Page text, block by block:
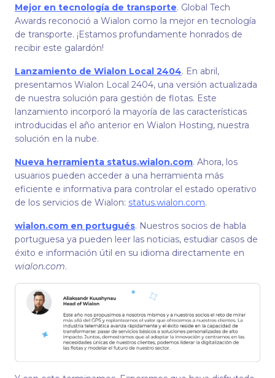
Mejor en tecnología de transporte. Global Tech
Awards reconoció a Wialon como la mejor en tecnología
de transporte. ¡Estamos profundamente honrados de
recibir este galardón!
Lanzamiento de Wialon Local 2404. En abril,
presentamos Wialon Local 2404, una versión actualizada
de nuestra solución para gestión de flotas. Este
lanzamiento incorporó la mayoría de las características
introducidas el año anterior en Wialon Hosting, nuestra
solución en la nube.
Nueva herramienta status.wialon.com. Ahora, los
usuarios pueden acceder a una herramienta más
eficiente e informativa para controlar el estado operativo
de los servicios de Wialon: status.wialon.com.
wialon.com en portugués. Nuestros socios de habla
portuguesa ya pueden leer las noticias, estudiar casos de
éxito e información útil en su idioma directamente en
wialon.com.